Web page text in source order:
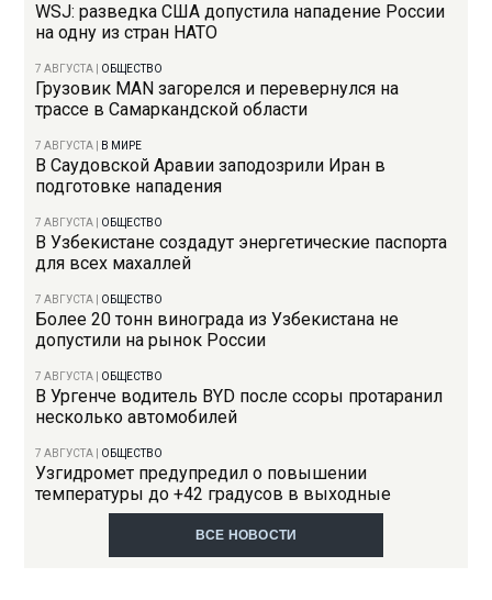
WSJ: разведка США допустила нападение России
на одну из стран НАТО
7 АВГУСТА ОБЩЕСТВО
Грузовик MAN загорелся и перевернулся на
трассе в Самаркандской области
7 АВГУСТА В МИРЕ
В Саудовской Аравии заподозрили Иран в
подготовке нападения
7 АВГУСТА ОБЩЕСТВО
В Узбекистане создадут энергетические паспорта
для всех махаллей
7 АВГУСТА ОБЩЕСТВО
Более 20 тонн винограда из Узбекистана не
допустили на рынок России
7 АВГУСТА ОБЩЕСТВО
В Ургенче водитель BYD после ссоры протаранил
несколько автомобилей
7 АВГУСТА ОБЩЕСТВО
Узгидромет предупредил о повышении
температуры до +42 градусов в выходные
ВСЕ НОВОСТИ